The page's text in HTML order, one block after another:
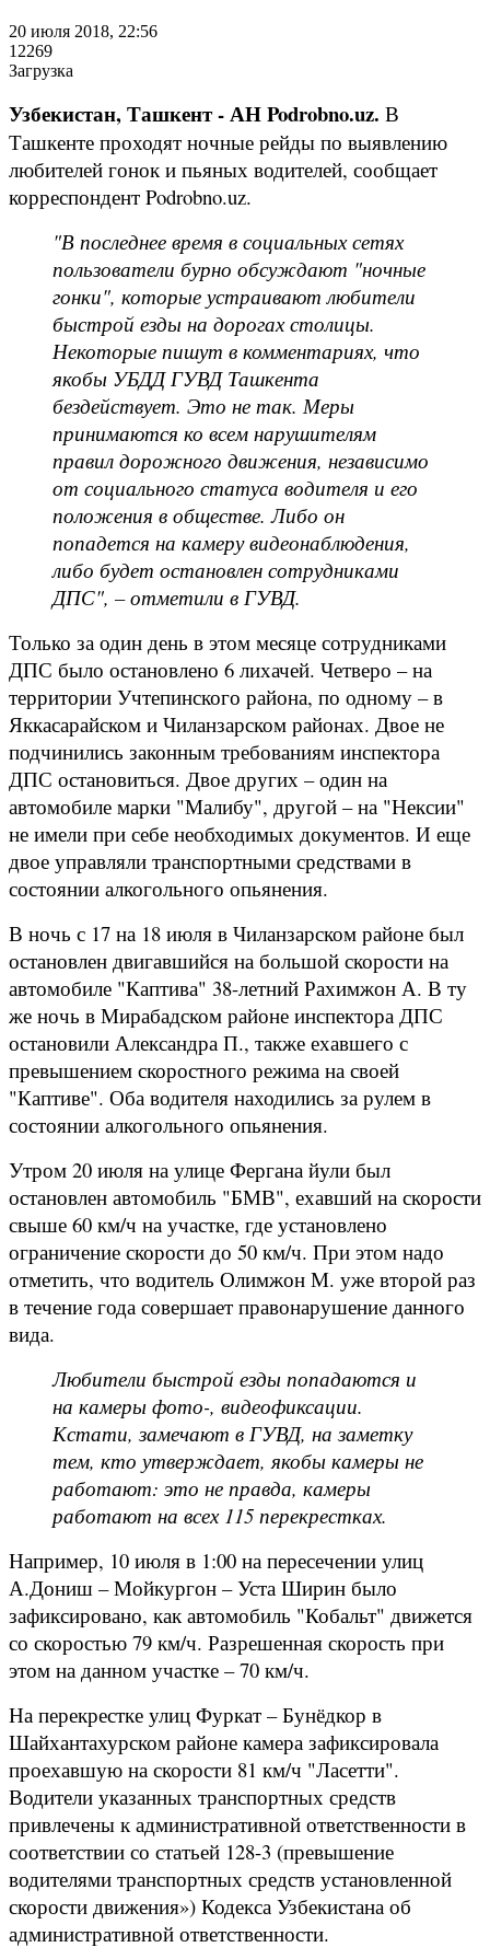
20 июля 2018, 22:56
12269
Загрузка
Узбекистан, Ташкент - АН Podrobno.uz. В
Ташкенте проходят ночные рейды по выявлению
любителей гонок и пьяных водителей, сообщает
корреспондент Podrobno.uz.
"В последнее время в социальных сетях
пользователи бурно обсуждают "ночные
гонки", которые устраивают любители
быстрой езды на дорогах столицы.
Некоторые пишут в комментариях, что
якобы УБДД ГУВД Ташкента
бездействует. Это не так. Меры
принимаются ко всем нарушителям
правил дорожного движения, независимо
от социального статуса водителя и его
положения в обществе. Либо он
попадется на камеру видеонаблюдения,
либо будет остановлен сотрудниками
ДПС", – отметили в ГУВД.
Только за один день в этом месяце сотрудниками
ДПС было остановлено 6 лихачей. Четверо – на
территории Учтепинского района, по одному – в
Яккасарайском и Чиланзарском районах. Двое не
подчинились законным требованиям инспектора
ДПС остановиться. Двое других – один на
автомобиле марки "Малибу", другой – на "Нексии"
не имели при себе необходимых документов. И еще
двое управляли транспортными средствами в
состоянии алкогольного опьянения.
В ночь с 17 на 18 июля в Чиланзарском районе был
остановлен двигавшийся на большой скорости на
автомобиле "Каптива" 38-летний Рахимжон А. В ту
же ночь в Мирабадском районе инспектора ДПС
остановили Александра П., также ехавшего с
превышением скоростного режима на своей
"Каптиве". Оба водителя находились за рулем в
состоянии алкогольного опьянения.
Утром 20 июля на улице Фергана йули был
остановлен автомобиль "БМВ", ехавший на скорости
свыше 60 км/ч на участке, где установлено
ограничение скорости до 50 км/ч. При этом надо
отметить, что водитель Олимжон М. уже второй раз
в течение года совершает правонарушение данного
вида.
Любители быстрой езды попадаются и
на камеры фото-, видеофиксации.
Кстати, замечают в ГУВД, на заметку
тем, кто утверждает, якобы камеры не
работают: это не правда, камеры
работают на всех 115 перекрестках.
Например, 10 июля в 1:00 на пересечении улиц
А.Дониш – Мойкургон – Уста Ширин было
зафиксировано, как автомобиль "Кобальт" движется
со скоростью 79 км/ч. Разрешенная скорость при
этом на данном участке – 70 км/ч.
На перекрестке улиц Фуркат – Бунёдкор в
Шайхантахурском районе камера зафиксировала
проехавшую на скорости 81 км/ч "Ласетти".
Водители указанных транспортных средств
привлечены к административной ответственности в
соответствии со статьей 128-3 (превышение
водителями транспортных средств установленной
скорости движения») Кодекса Узбекистана об
административной ответственности.